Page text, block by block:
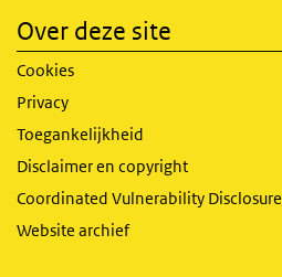
Over deze site
Cookies
Privacy
Toegankelijkheid
Disclaimer en copyright
Coordinated Vulnerability Disclosure
Website archief